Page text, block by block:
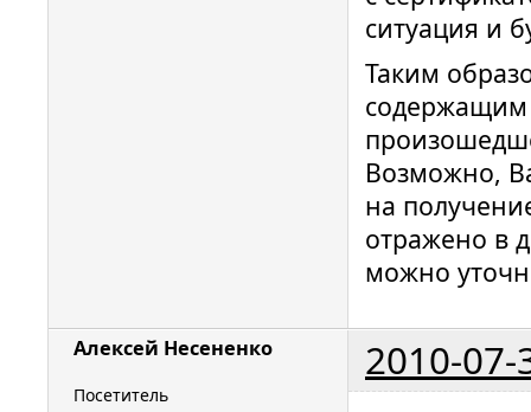
ситуация и
Таким
содержащим
Возможно,
на
отражено в
можно
Алексей Несененко 2010-07-
Посетитель